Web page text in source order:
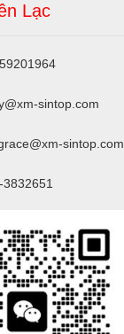
Lạc
sintop.com
sintop.com